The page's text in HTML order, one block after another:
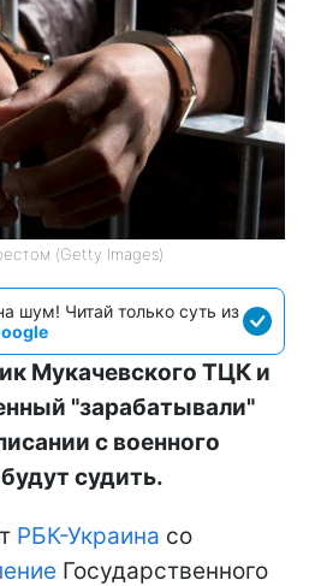
(Getty Images)
шум! Читай только суть из
Мукачевского ТЦК и
"зарабатывали"
с военного
судить.
РБК-Украина со
Государственного